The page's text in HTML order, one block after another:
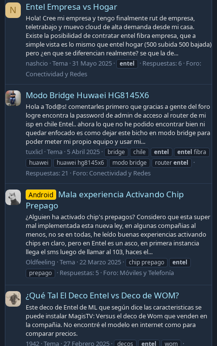
N Entel Empresa vs Hogar
Hola! Cree mi empresa y tengo finalmente rut de empresa,
teletrabajo y muevo cloud de alta demanda desde mi casa.
Existe la posibilidad de contratar entel fibra empresa, que a
simple vista es lo mismo que entel hogar (500 subida 500 bajada)
pero ¿en que se diferencian realmente? se que la de...
nashcio Tema 31 Mayo 2025 entel Respuestas: 6 Foro:
Conectividad y Redes
Modo Bridge Huwaei HG8145X6
Hola a Tod@s! comentarles primero que gracias a gente del foro
logre encontra la password de admin de acceso al router de mi
isp en chile Entel.. ahora lo que no he podido encontrar bien ni
quedar enfocado es como dejar este bicho en modo bridge para
poder meter mi propio equipo y usar mi...
tuxlicl Tema 5 Abril 2025 bridge chile entel entel fibra
huawei
huawei hg8145x6 modo bridge routerentel
Respuestas: 21 Foro: Conectividad y Redes
Android Mala experiencia Activando Chip
Prepago
¿Alguien ha activado chip's prepagos? Considero que esta super
mal implementada esta nueva ley, en algunas compañias al
menos, no se en todas, he leído buenas experiencias activando
chips en claro, pero en Entel es un asco, en primera instancia
llega el sms luego de llamar al 103, haces el...
Oldfeeling Tema 22 Marzo 2025 chip prepago
entel
prepago
Respuestas: 5 Foro: Móviles y Telefonía
¿Qué Tal El Deco Entel vs Deco de WOM?
Este deco de Entel de ML que según dice las caracteristicas se
puede instalar MagisTV: Versus el deco de Wom que venden en
la compañia. No encontré el modelo en internet como para
comparar precios.
1942 Tema 27 Febrero 2025 decos entel wom